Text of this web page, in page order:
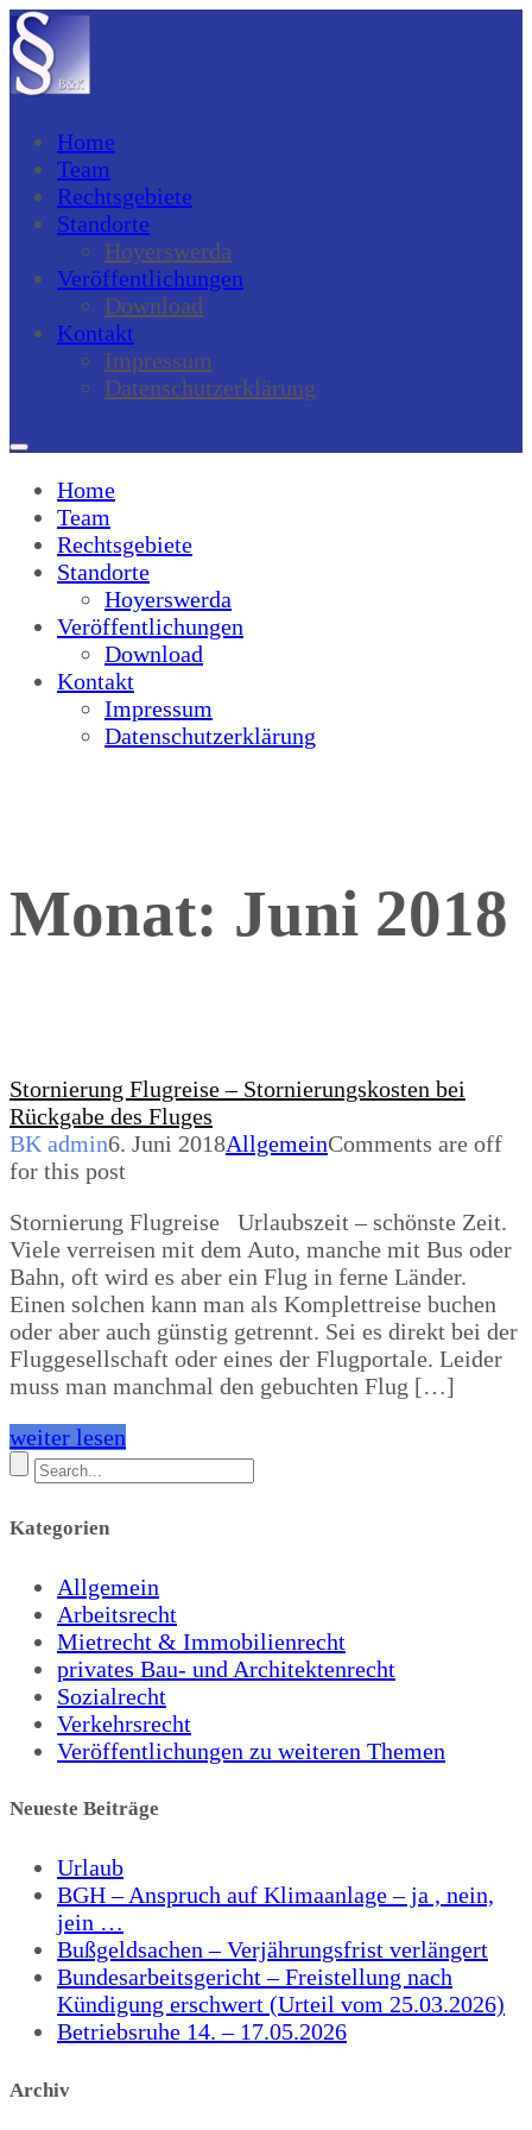
Home
Team
Rechtsgebiete
Standorte
Hoyerswerda
Veröffentlichungen
Download
Kontakt
Impressum
Datenschutzerklärung
Home
Team
Rechtsgebiete
Standorte
Hoyerswerda
Veröffentlichungen
Download
Kontakt
Impressum
Datenschutzerklärung
Monat: Juni 2018
Stornierung Flugreise – Stornierungskosten bei
Rückgabe des Fluges
BK admin6. Juni 2018AllgemeinComments are off
for this post
Stornierung Flugreise Urlaubszeit – schönste Zeit.
Viele verreisen mit dem Auto, manche mit Bus oder
Bahn, oft wird es aber ein Flug in ferne Länder.
Einen solchen kann man als Komplettreise buchen
oder aber auch günstig getrennt. Sei es direkt bei der
Fluggesellschaft oder eines der Flugportale. Leider
muss man manchmal den gebuchten Flug […]
weiter lesen
Kategorien
Allgemein
Arbeitsrecht
Mietrecht & Immobilienrecht
privates Bau- und Architektenrecht
Sozialrecht
Verkehrsrecht
Veröffentlichungen zu weiteren Themen
Neueste Beiträge
Urlaub
BGH – Anspruch auf Klimaanlage – ja , nein,
jein …
Bußgeldsachen – Verjährungsfrist verlängert
Bundesarbeitsgericht – Freistellung nach
Kündigung erschwert (Urteil vom 25.03.2026)
Betriebsruhe 14. – 17.05.2026
Archiv